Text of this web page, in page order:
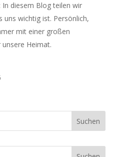
In diesem Blog teilen wir
uns wichtig ist. Persönlich,
mit einer großen
Heimat.